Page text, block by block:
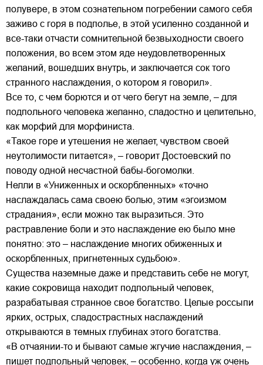
полувере, в этом сознательном погребении самого себя
заживо с горя в подполье, в этой усиленно созданной и
все-таки отчасти сомнительной безвыходности своего
положения, во всем этом яде неудовлетворенных
желаний, вошедших внутрь, и заключается сок того
странного наслаждения, о котором я говорил».
Все то, с чем борются и от чего бегут на земле, – для
подпольного человека желанно, сладостно и целительно,
как морфий для морфиниста.
«Такое горе и утешения не желает, чувством своей
неутолимости питается», – говорит Достоевский по
поводу одной несчастной бабы-богомолки.
Нелли в «Униженных и оскорбленных» «точно
наслаждалась сама своею болью, этим «эгоизмом
страдания», если можно так выразиться. Это
растравление боли и это наслаждение ею было мне
понятно: это – наслаждение многих обиженных и
оскорбленных, пригнетенных судьбою».
Существа наземные даже и представить себе не могут,
какие сокровища находит подпольный человек,
разрабатывая странное свое богатство. Целые россыпи
ярких, острых, сладострастных наслаждений
открываются в темных глубинах этого богатства.
«В отчаянии-то и бывают самые жгучие наслаждения, –
пишет подпольный человек, – особенно, когда уж очень